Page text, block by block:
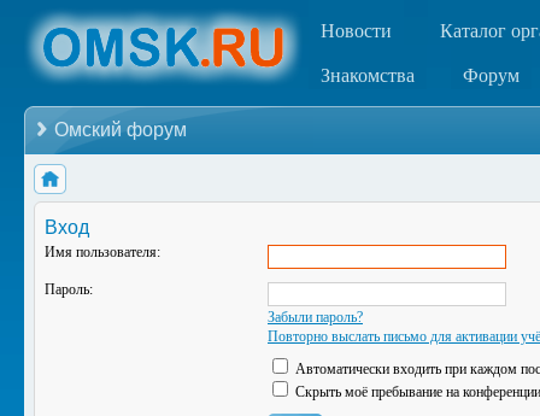
Новости Каталог
Знакомства Форум
Омский форум
Вход
Имя пользователя:
Пароль:
Забыли пароль?
Повторно выслать письмо для активации
Автоматически входить при каждом
Скрыть моё пребывание на